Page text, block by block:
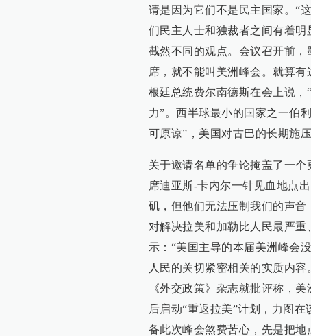
请是因为它们不是民主国家。“
们民主人士和独裁者之间有着
截然不同的观点。会议召开前
席，就不能叫美洲峰会。就算
根廷总统费尔南德斯在会上说
力”。西半球最小的国家之一伯
可原谅”，美国对古巴的长期施压
关于邀请名单的争论掩盖了一
席迪亚斯-卡内尔一针见血地点
矶，但他们无法压制我们的声
对解决拉美和加勒比人民最严
示：“美国主导的本届美洲峰会
人民的关切紧密相关的实质内
《外交政策》杂志就批评称，
后启动“重返拉美”计划，力图
备此次峰会煞费苦心，先是把